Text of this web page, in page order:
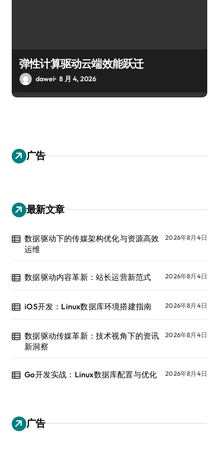
弹性计算驱动云端效能跃迁
dawei 8 月 4, 2026
广告
最新文章
数据驱动下的传媒架构优化与资源高效
运维
2026年8月4日
数据驱动内容革新：站长运营新范式 2026年8月4日
iOS开发：Linux数据库环境搭建指南 2026年8月4日
数据驱动传媒革新：技术视角下的资讯
新洞察
2026年8月4日
Go开发实战：Linux数据库配置与优化 2026年8月4日
广告